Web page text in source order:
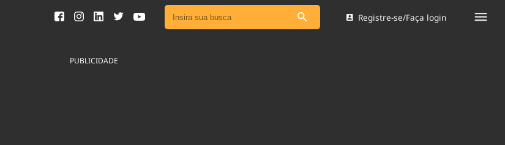
Ver todas as notícias
Registre-se/Faça login
PUBLICIDADE